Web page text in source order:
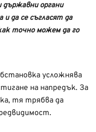
органи
и да се съгласят да
точно можем да го
усложнява
на напредък. За
тя трябва да